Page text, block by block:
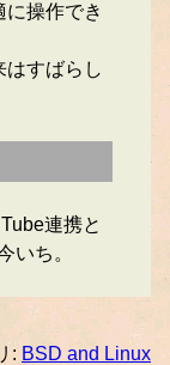
操作でき
はすばらし
連携と
いち。
: BSD and Linux